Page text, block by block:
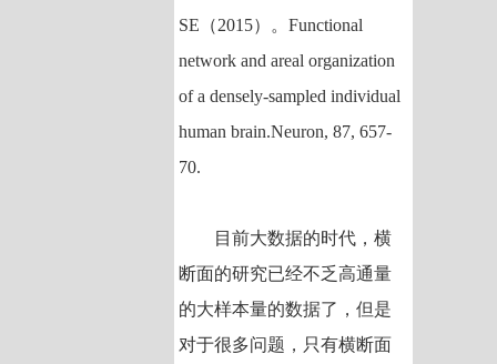
SE（2015）。Functional
network and areal organization
of a densely-sampled individual
human brain.Neuron, 87, 657-
70.
目前大数据的时代，横
断面的研究已经不乏高通量
的大样本量的数据了，但是
对于很多问题，只有横断面